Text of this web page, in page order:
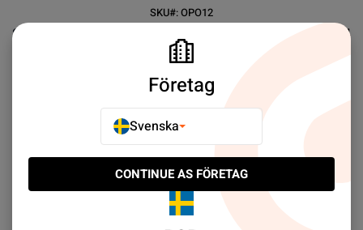
SKU#:OPO12
SEK 29.00 4
E-POSTA TILL EN VÄN
LÄGG TILL I JÄMFÖR
Företag
Svenska
CONTINUE AS FÖRETAG